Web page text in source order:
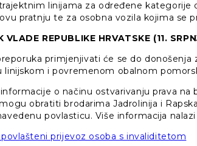
linijama za određene kategorije
pratnju te za osobna vozila kojima se
VLADE REPUBLIKE HRVATSKE (11.
primjenjivati će se do
linijskom i povremenom obalnom
o načinu ostvarivanju prava
obratiti brodarima Jadrolinija i
povlasticu. Više informacija
povlašteni prijevoz osoba s invaliditetom